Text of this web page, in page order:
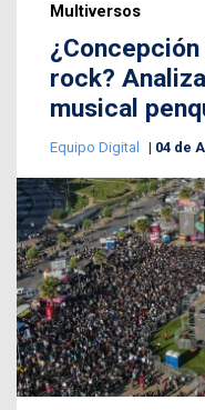
Multiversos
rock?
musical
Equipo Digital 04 de